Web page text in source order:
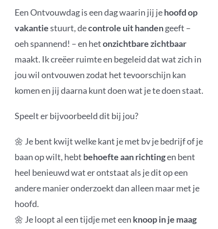
Een Ontvouwdag is een dag waarin jij jehoofd op
vakantiestuurt, decontrole uit handengeeft –
oeh spannend! – en hetonzichtbare zichtbaar
maakt. Ik creëer ruimte en begeleid dat wat zich in
jou wil ontvouwen zodat het tevoorschijn kan
komen en jij daarna kunt doen wat je te doen staat.
Speelt er bijvoorbeeld dit bij jou?
🌼 Je bent kwijt welke kant je met bv je bedrijf of je
baan op wilt, hebt behoefte aan richtingen bent
heel benieuwd wat er ontstaat als je dit op een
andere manier onderzoekt dan alleen maar met je
hoofd.
🌼 Je loopt al een tijdje met een knoop in je maag